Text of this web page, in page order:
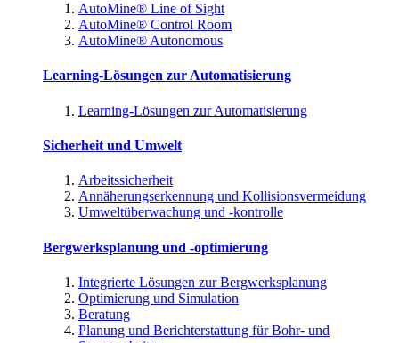
AutoMine® Line of Sight
AutoMine® Control Room
AutoMine® Autonomous
Learning-Lösungen zur Automatisierung
Learning-Lösungen zur Automatisierung
Sicherheit und Umwelt
Arbeitssicherheit
Annäherungserkennung und Kollisionsvermeidung
Umweltüberwachung und -kontrolle
Bergwerksplanung und -optimierung
Integrierte Lösungen zur Bergwerksplanung
Optimierung und Simulation
Beratung
Planung und Berichterstattung für Bohr- und